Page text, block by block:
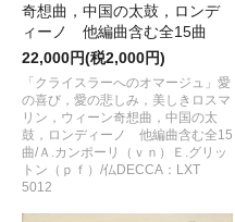
奇想曲，中国の太鼓，ロンデ
ィーノ 他編曲含む全15曲
22,000円(税2,000円)
「クライスラーへのオマージュ」愛
の喜び，愛の悲しみ，美しきロスマ
リン，ウィーン奇想曲，中国の太
鼓，ロンディーノ 他編曲含む全15
曲/Ａ.カンポーリ（ｖｎ）Ｅ.グリッ
トン（ｐｆ）/仏DECCA：LXT
5012